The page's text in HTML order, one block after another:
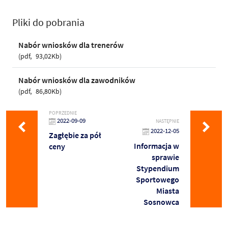
Pliki do pobrania
Nabór wniosków dla trenerów
pdf 93,02Kb
Nabór wniosków dla zawodników
pdf 86,80Kb
POPRZEDNIE
2022-09-09
Zagłębie za pół
ceny
NASTĘPNIE
2022-12-05
Informacja w
sprawie
Stypendium
Sportowego
Miasta
Sosnowca